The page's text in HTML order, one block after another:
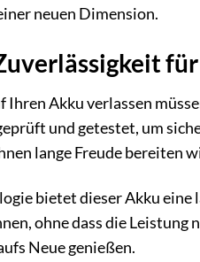
neuen Dimension.
Ihren Akku verlassen
und getestet, um
lange Freude
bietet dieser Akku eine
ohne dass die
Neue genießen.